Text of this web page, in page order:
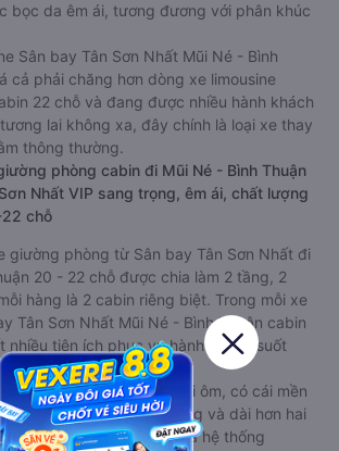
bọc da êm ái, tương đương với phân khúc
Sân bay Tân Sơn Nhất Mũi Né - Bình
cả phải chăng hơn dòng xe limousine
22 chỗ và đang được nhiều hành khách
lai không xa, đây chính là loại xe thay
thông thường.
phòng cabin đi Mũi Né - Bình Thuận
Nhất VIP sang trọng, êm ái, chất lượng
chỗ
giường phòng từ Sân bay Tân Sơn Nhất đi
20 - 22 chỗ được chia làm 2 tầng, 2
hàng là 2 cabin riêng biệt. Trong mỗi xe
Tân Sơn Nhất Mũi Né - Bình Thuận cabin
nhiều tiện ích phục vụ hành khách suốt
đều có gối nằm rời, có gối ôm, có cái mền
toàn seat belt. Giường rộng và dài hơn hai
lộn thoải mái. Đặc biệt là hệ thống